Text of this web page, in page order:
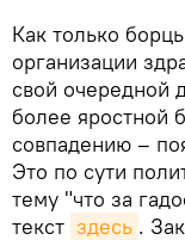
Как только
организации
свой очередной
более яростной
совпадению –
Это по сути
тему "что за
текст здесь .